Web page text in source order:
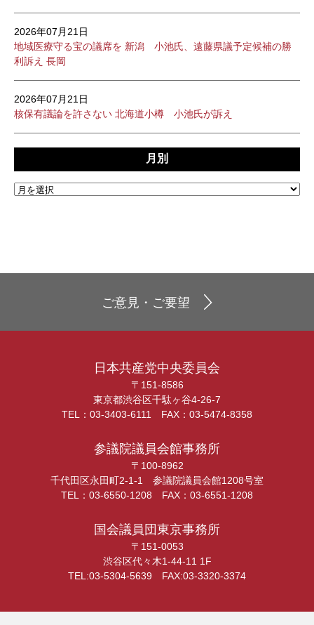
2026年07月21日
地域医療守る宝の議席を 新潟 小池氏、遠藤県議予定候補の勝
利訴え 長岡
2026年07月21日
核保有議論を許さない 北海道小樽 小池氏が訴え
月別
ご意見・ご要望
日本共産党中央委員会
〒151-8586
東京都渋谷区千駄ヶ谷4-26-7
TEL：03-3403-6111 FAX：03-5474-8358
参議院議員会館事務所
〒100-8962
千代田区永田町2-1-1 参議院議員会館1208号室
TEL：03-6550-1208 FAX：03-6551-1208
国会議員団東京事務所
〒151-0053
渋谷区代々木1-44-11 1F
TEL:03-5304-5639 FAX:03-3320-3374